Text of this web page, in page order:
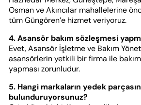
Osman ve Akıncılar mahallelerine
tüm Güngören’e hizmet veriyoruz.
4. Asansör bakım sözleşmesi
Evet, Asansör İşletme ve Bakım
asansörlerin yetkili bir firma ile
yapması zorunludur.
5. Hangi markaların yedek
bulunduruyorsunuz?